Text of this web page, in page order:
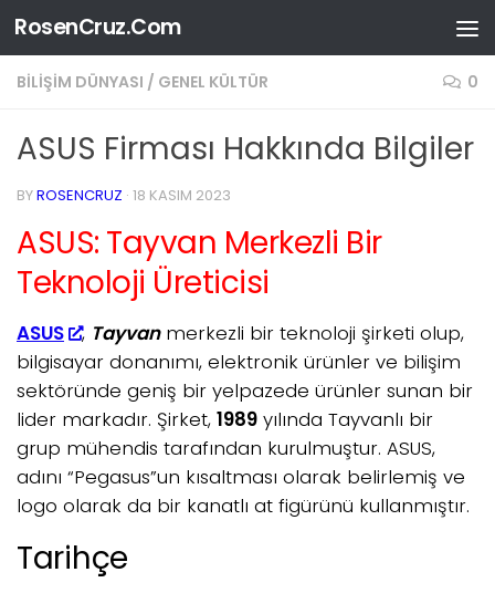
Skip to content
RosenCruz.Com
BILIŞIM DÜNYASI / GENEL KÜLTÜR 0
ASUS Firması Hakkında Bilgiler
BYROSENCRUZ · 18 KASIM 2023
ASUS: Tayvan Merkezli Bir
Teknoloji Üreticisi
ASUS , Tayvanmerkezli bir teknoloji şirketi olup,
bilgisayar donanımı, elektronik ürünler ve bilişim
sektöründe geniş bir yelpazede ürünler sunan bir
lider markadır. Şirket, 1989 yılında Tayvanlı bir
grup mühendis tarafından kurulmuştur. ASUS,
adını “Pegasus”un kısaltması olarak belirlemiş ve
logo olarak da bir kanatlı at figürünü kullanmıştır.
Tarihçe